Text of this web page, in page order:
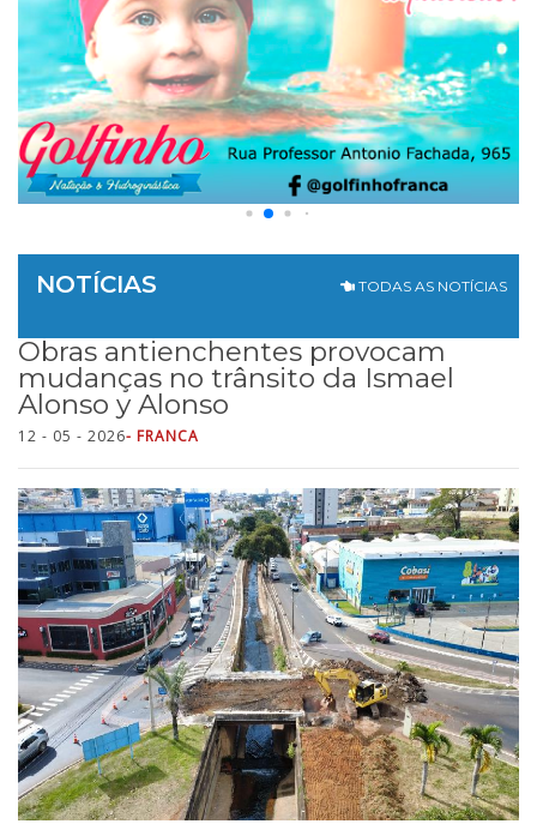
NOTÍCIAS TODAS AS NOTÍCIAS
Obras antienchentes provocam
mudanças no trânsito da Ismael
Alonso y Alonso
12 - 05 - 2026- FRANCA